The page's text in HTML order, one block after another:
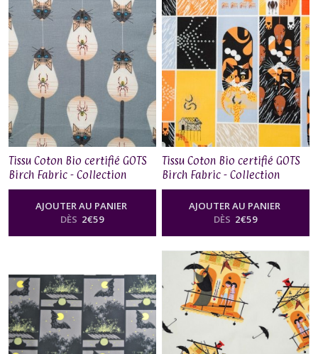
Tissu Coton Bio certifié GOTS
Birch Fabric - Collection
Charley Harper Cats&Raccs,
ALONG CAME A SPIDER
AJOUTER AU PANIER
DÈS 2€59
Tissu Coton Bio certifié GOTS
Birch Fabric - Collection
Charley Harper Cats&Raccs,
CAT AND MOUSE
AJOUTER AU PANIER
DÈS 2€59